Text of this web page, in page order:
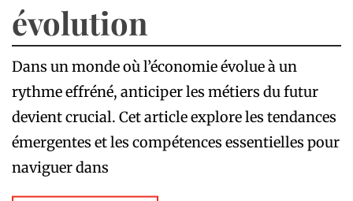
évolution
Dans un monde où l’économie évolue à un
rythme effréné, anticiper les métiers du futur
devient crucial. Cet article explore les tendances
émergentes et les compétences essentielles pour
naviguer dans